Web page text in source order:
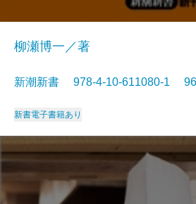
柳瀬博一／著
新潮新書 978-4-10-611080-1
新書電子書籍あり